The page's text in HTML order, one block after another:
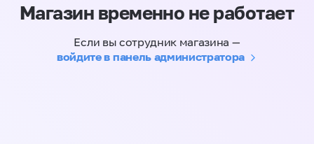
Магазин временно не работает
Если вы сотрудник магазина —
войдите в панель администратора